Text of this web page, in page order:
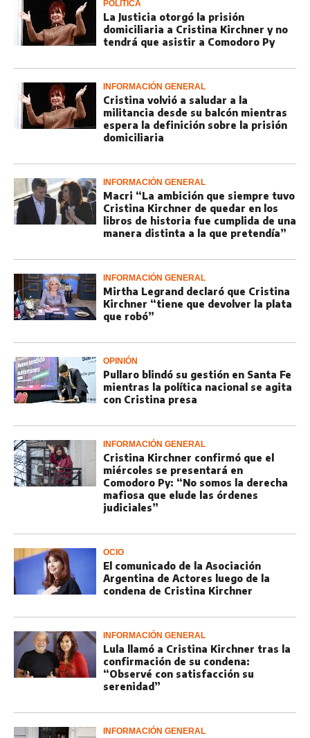
POLÍTICA
La Justicia otorgó la prisión
domiciliaria a Cristina Kirchner y no
tendrá que asistir a Comodoro Py
INFORMACIÓN GENERAL
Cristina volvió a saludar a la
militancia desde su balcón mientras
espera la definición sobre la prisión
domiciliaria
INFORMACIÓN GENERAL
Macri “La ambición que siempre tuvo
Cristina Kirchner de quedar en los
libros de historia fue cumplida de una
manera distinta a la que pretendía”
INFORMACIÓN GENERAL
Mirtha Legrand declaró que Cristina
Kirchner “tiene que devolver la plata
que robó”
OPINIÓN
Pullaro blindó su gestión en Santa Fe
mientras la política nacional se agita
con Cristina presa
INFORMACIÓN GENERAL
Cristina Kirchner confirmó que el
miércoles se presentará en
Comodoro Py: “No somos la derecha
mafiosa que elude las órdenes
judiciales”
OCIO
El comunicado de la Asociación
Argentina de Actores luego de la
condena de Cristina Kirchner
INFORMACIÓN GENERAL
Lula llamó a Cristina Kirchner tras la
confirmación de su condena:
“Observé con satisfacción su
serenidad”
INFORMACIÓN GENERAL